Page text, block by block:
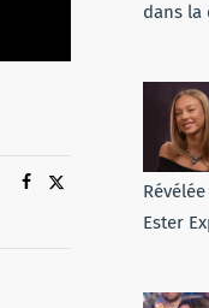
dans la
Ester